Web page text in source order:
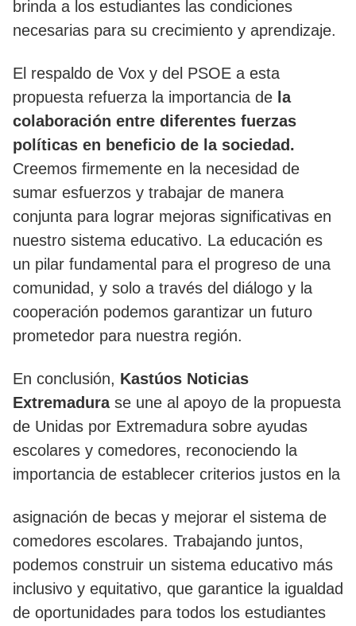
brinda a los estudiantes las condiciones
necesarias para su crecimiento y aprendizaje.
El respaldo de Vox y del PSOE a esta
propuesta refuerza la importancia de la
colaboración entre diferentes fuerzas
políticas en beneficio de la sociedad.
Creemos firmemente en la necesidad de
sumar esfuerzos y trabajar de manera
conjunta para lograr mejoras significativas en
nuestro sistema educativo. La educación es
un pilar fundamental para el progreso de una
comunidad, y solo a través del diálogo y la
cooperación podemos garantizar un futuro
prometedor para nuestra región.
En conclusión, Kastúos Noticias
Extremadurase une al apoyo de la propuesta
de Unidas por Extremadura sobre ayudas
escolares y comedores, reconociendo la
importancia de establecer criterios justos en la
asignación de becas y mejorar el sistema de
comedores escolares. Trabajando juntos,
podemos construir un sistema educativo más
inclusivo y equitativo, que garantice la igualdad
de oportunidades para todos los estudiantes